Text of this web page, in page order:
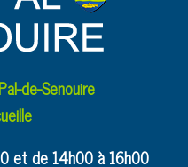
de-Senouire
et de 14h00 à 16h00